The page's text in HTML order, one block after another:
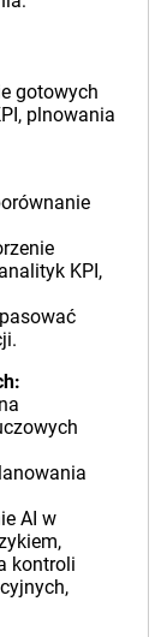
gotowych
plnowania
KPI,
AI w
kontroli